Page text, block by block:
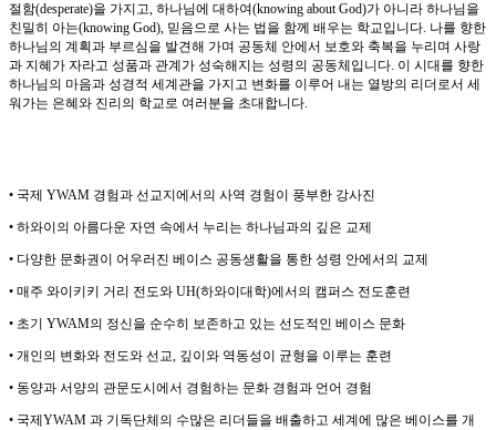
절함(desperate)을 가지고, 하나님에 대하여(knowing about God)가 아니라 하나님을
친밀히 아는(knowing God), 믿음으로 사는 법을 함께 배우는 학교입니다. 나를 향한
하나님의 계획과 부르심을 발견해 가며 공동체 안에서 보호와 축복을 누리며 사랑
과 지혜가 자라고 성품과 관계가 성숙해지는 성령의 공동체입니다. 이 시대를 향한
하나님의 마음과 성경적 세계관을 가지고 변화를 이루어 내는 열방의 리더로서 세
워가는 은혜와 진리의 학교로 여러분을 초대합니다.
• 국제 YWAM 경험과 선교지에서의 사역 경험이 풍부한 강사진
• 하와이의 아름다운 자연 속에서 누리는 하나님과의 깊은 교제
• 다양한 문화권이 어우러진 베이스 공동생활을 통한 성령 안에서의 교제
• 매주 와이키키 거리 전도와 UH(하와이대학)에서의 캠퍼스 전도훈련
• 초기 YWAM의 정신을 순수히 보존하고 있는 선도적인 베이스 문화
• 개인의 변화와 전도와 선교, 깊이와 역동성이 균형을 이루는 훈련
• 동양과 서양의 관문도시에서 경험하는 문화 경험과 언어 경험
• 국제 YWAM 과 기독단체의 수많은 리더들을 배출하고 세계에 많은 베이스를 개